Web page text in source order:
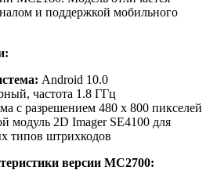
и поддержкой мобильного
Android 10.0
частота 1.8 ГГц
с разрешением 480 x 800 пикселей
модуль 2D Imager SE4100 для
типов штрихкодов
версии MC2700: